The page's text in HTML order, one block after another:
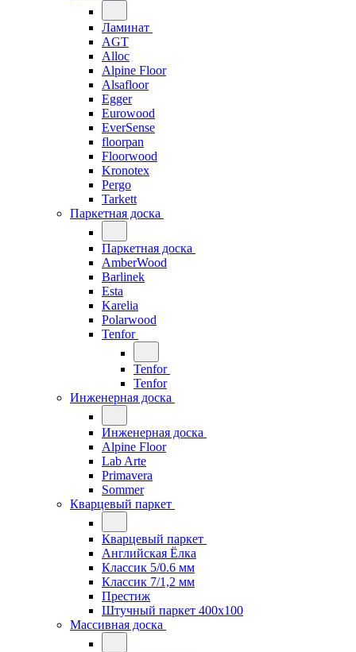
Ламинат
AGT
Alloc
Alpine Floor
Alsafloor
Egger
Eurowood
EverSense
floorpan
Floorwood
Kronotex
Pergo
Tarkett
Паркетная доска
Паркетная доска
AmberWood
Barlinek
Esta
Karelia
Polarwood
Tenfor
Tenfor
Tenfor
Инженерная доска
Инженерная доска
Alpine Floor
Lab Arte
Primavera
Sommer
Кварцевый паркет
Кварцевый паркет
Английская Ёлка
Классик 5/0.6 мм
Классик 7/1,2 мм
Престиж
Штучный паркет 400x100
Массивная доска